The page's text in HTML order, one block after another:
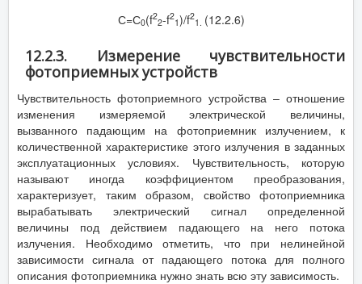
С=С0(f2
2-f2
1)/f2
1. (12.2.6)
12.2.3. Измерение чувствительности
фотоприемных устройств
Чувствительность фотоприемного устройства – отношение
изменения измеряемой электрической величины,
вызванного падающим на фотоприемник излучением, к
количественной характеристике этого излучения в заданных
эксплуатационных условиях. Чувствительность, которую
называют иногда коэффициентом преобразования,
характеризует, таким образом, свойство фотоприемника
вырабатывать электрический сигнал определенной
величины под действием падающего на него потока
излучения. Необходимо отметить, что при нелинейной
зависимости сигнала от падающего потока для полного
описания фотоприемника нужно знать всю эту зависимость.